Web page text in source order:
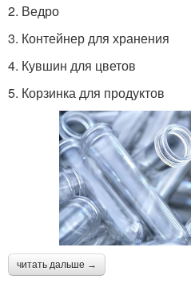
2. Ведро
3. Контейнер для хранения
4. Кувшин для цветов
5. Корзинка для продуктов
читать дальше →